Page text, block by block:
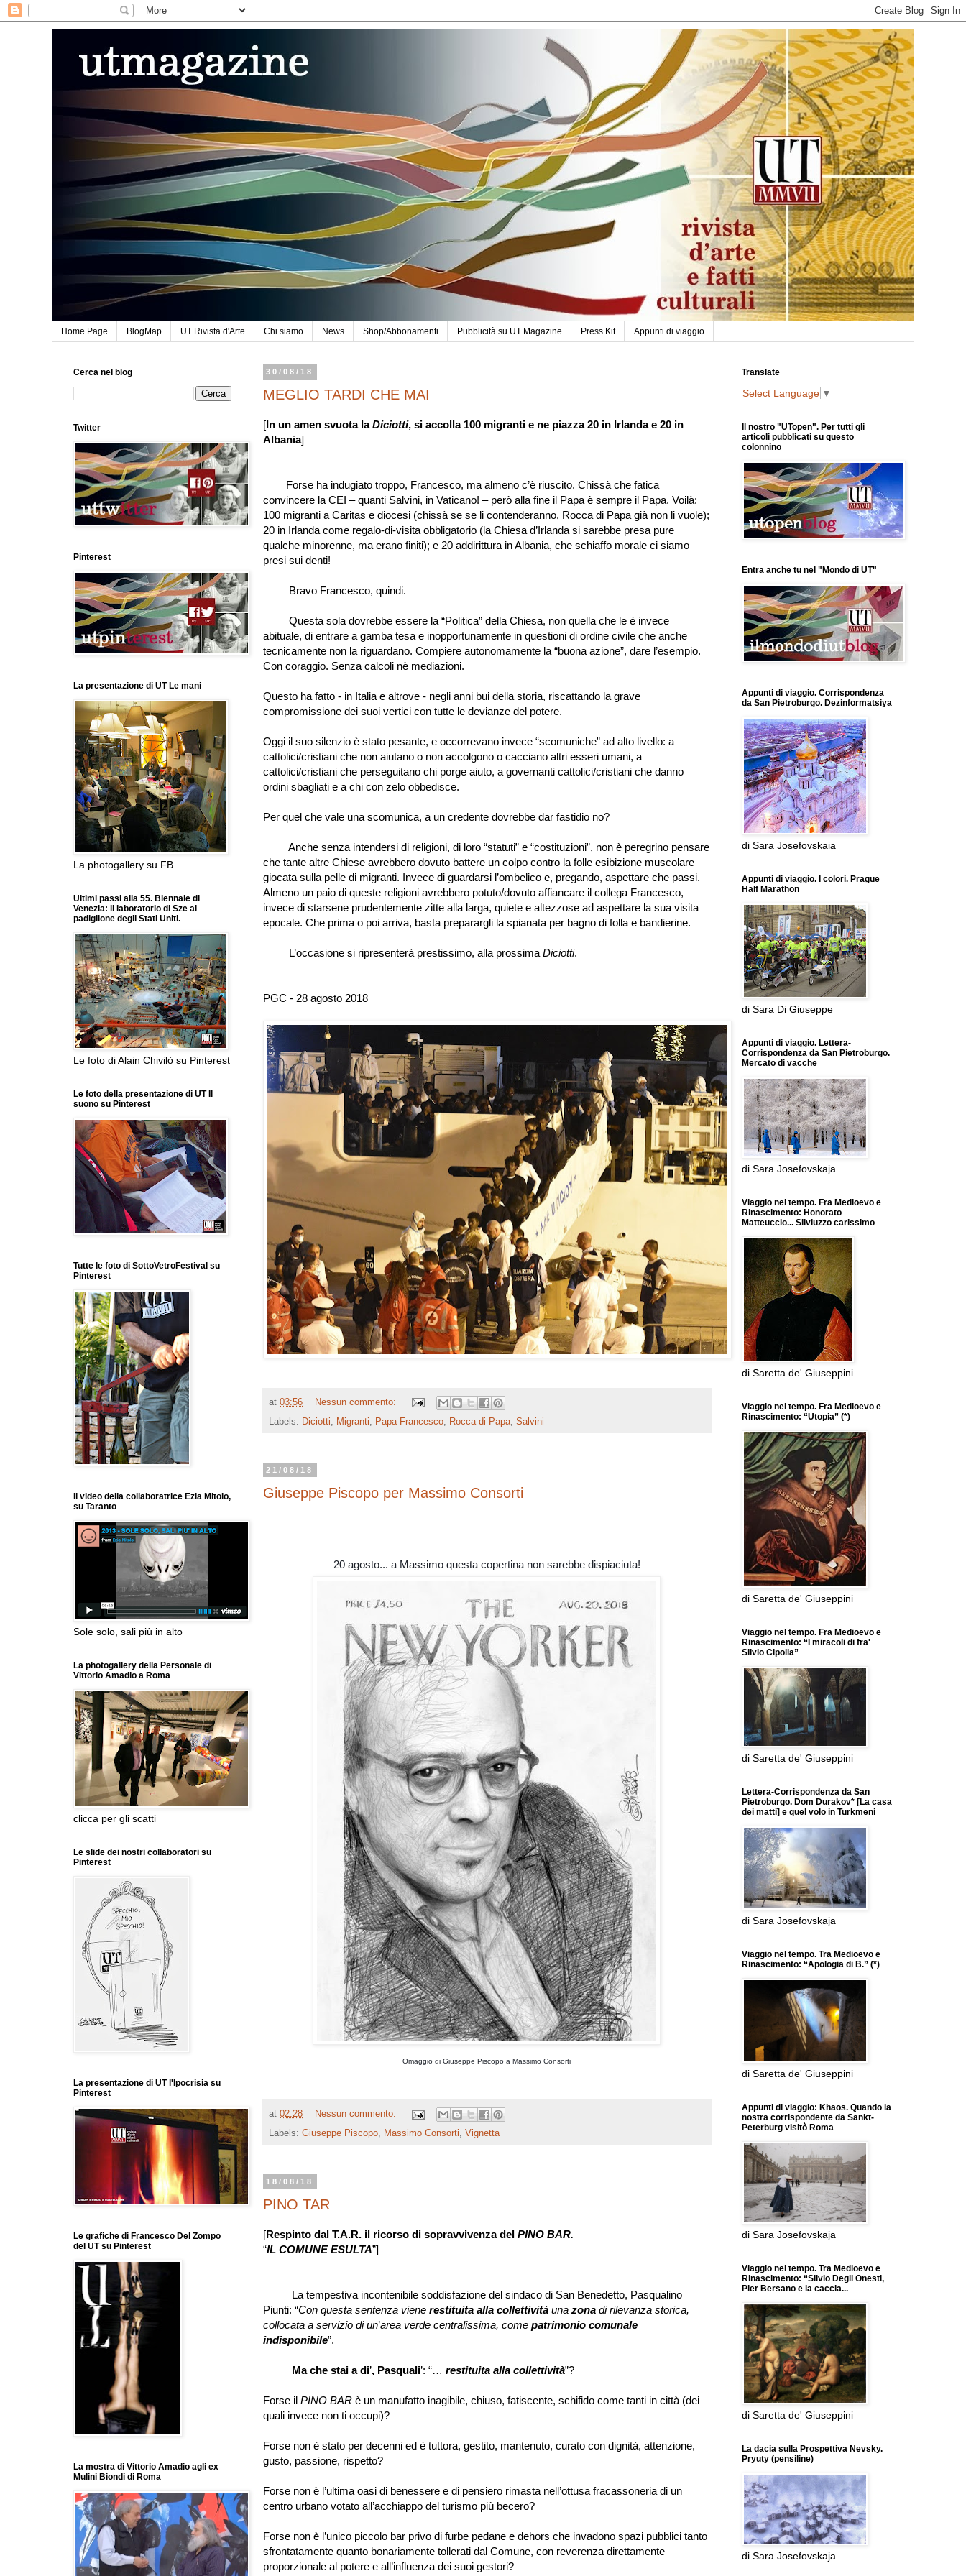
Home Page BlogMap UT Rivista d'Arte Chi siamo News Shop/Abbonamenti Pubblicità su UT Magazine Press Kit Appunti di viaggio
30/08/18
MEGLIO TARDI CHE MAI
[In un amen svuota laDiciotti, si accolla 100 migranti e ne piazza 20 in Irlanda e 20 in
Albania]
Forse ha indugiato troppo, Francesco, ma almeno c’è riuscito. Chissà che fatica
convincere la CEI –quanti Salvini, in Vaticano! –però alla fine il Papa è sempre il Papa. Voilà:
100 migranti a Caritas e diocesi (chissà se se li contenderanno, Rocca di Papa già non li vuole);
20 in Irlanda come regalo-di-visita obbligatorio (la Chiesa d’Irlanda si sarebbe presa pure
qualche minorenne, ma erano finiti); e 20 addirittura in Albania, che schiaffo morale ci siamo
presi sui denti!
Bravo Francesco, quindi.
Questa sola dovrebbe essere la “Politica” della Chiesa, non quella che le è invece
abituale, di entrare a gamba tesa e inopportunamente in questioni di ordine civile che anche
tecnicamente non la riguardano. Compiere autonomamente la “buona azione”, dare l’esempio.
Con coraggio. Senza calcoli nè mediazioni.
Questo ha fatto - in Italia e altrove - negli anni bui della storia, riscattando la grave
compromissione dei suoi vertici con tutte le devianze del potere.
Oggi il suo silenzio è stato pesante, e occorrevano invece “scomuniche” ad alto livello: a
cattolici/cristiani che non aiutano o non accolgono o cacciano altri esseri umani, a
cattolici/cristiani che perseguitano chi porge aiuto, a governanti cattolici/cristiani che danno
ordini sbagliati e a chi con zelo obbedisce.
Per quel che vale una scomunica, a un credente dovrebbe dar fastidio no?
Anche senza intendersi di religioni, di loro “statuti” e “costituzioni”, non è peregrino pensare
che tante altre Chiese avrebbero dovuto battere un colpo contro la folle esibizione muscolare
giocata sulla pelle di migranti. Invece di guardarsi l’ombelico e, pregando, aspettare che passi.
Almeno un paio di queste religioni avrebbero potuto/dovuto affiancare il collega Francesco,
invece di starsene prudentemente zitte alla larga, quiete e altezzose ad aspettare la sua visita
epocale. Che prima o poi arriva, basta preparargli la spianata per bagno di folla e bandierine.
L’occasione si ripresenterà prestissimo, alla prossima Diciotti.
PGC - 28 agosto 2018
at 03:56
Nessun commento:
Labels: Diciotti, Migranti, Papa Francesco, Rocca di Papa, Salvini
21/08/18
Giuseppe Piscopo per Massimo Consorti
20 agosto... a Massimo questa copertina non sarebbe dispiaciuta!
Omaggio di Giuseppe Piscopo a Massimo Consorti
at 02:28
Nessun commento:
Labels: Giuseppe Piscopo, Massimo Consorti, Vignetta
18/08/18
PINO TAR
[Respinto dal T.A.R. il ricorso di sopravvivenza del PINO BAR.
“IL COMUNE ESULTA”]
La tempestiva incontenibile soddisfazione del sindaco di San Benedetto, Pasqualino
Piunti: “Con questa sentenza viene restituita alla collettività una zona di rilevanza storica,
collocata a servizio di un’area verde centralissima, come patrimonio comunale
indisponibile”.
Ma che stai a di’, Pasquali’: “… restituita alla collettività”?
Forse il PINO BAR è un manufatto inagibile, chiuso, fatiscente, schifido come tanti in città (dei
quali invece non ti occupi)?
Forse non è stato per decenni ed è tuttora, gestito, mantenuto, curato con dignità, attenzione,
gusto, passione, rispetto?
Forse non è l’ultima oasi di benessere e di pensiero rimasta nell’ottusa fracassoneria di un
centro urbano votato all’acchiappo del turismo più becero?
Forse non è l’unico piccolo bar privo di furbe pedane e dehors che invadono spazi pubblici tanto
sfrontatamente quanto bonariamente tollerati dal Comune, con reverenza direttamente
proporzionale al potere e all’influenza dei suoi gestori?
Cerca nel blog
Twitter
Pinterest
La presentazione di UT Le mani
La photogallery su FB
Ultimi passi alla 55. Biennale di
Venezia: il laboratorio di Sze al
padiglione degli Stati Uniti.
Le foto di Alain Chivilò su Pinterest
Le foto della presentazione di UT Il
suono su Pinterest
Tutte le foto di SottoVetroFestival su
Pinterest
Il video della collaboratrice Ezia Mitolo,
su Taranto
Sole solo, sali più in alto
La photogallery della Personale di
Vittorio Amadio a Roma
clicca per gli scatti
Le slide dei nostri collaboratori su
Pinterest
La presentazione di UT l'Ipocrisia su
Pinterest
Le grafiche di Francesco Del Zompo
del UT su Pinterest
La mostra di Vittorio Amadio agli ex
Mulini Biondi di Roma
Translate
Select Language ▼
Il nostro "UTopen". Per tutti gli
articoli pubblicati su questo
colonnino
Entra anche tu nel "Mondo di UT"
Appunti di viaggio. Corrispondenza
da San Pietroburgo. Dezinformatsiya
di Sara Josefovskaia
Appunti di viaggio. I colori. Prague
Half Marathon
di Sara Di Giuseppe
Appunti di viaggio. Lettera-
Corrispondenza da San Pietroburgo.
Mercato di vacche
di Sara Josefovskaja
Viaggio nel tempo. Fra Medioevo e
Rinascimento: Honorato
Matteuccio... Silviuzzo carissimo
di Saretta de' Giuseppini
Viaggio nel tempo. Fra Medioevo e
Rinascimento: “Utopia” (*)
di Saretta de' Giuseppini
Viaggio nel tempo. Fra Medioevo e
Rinascimento: “I miracoli di fra'
Silvio Cipolla”
di Saretta de' Giuseppini
Lettera-Corrispondenza da San
Pietroburgo. Dom Durakov* [La casa
dei matti] e quel volo in Turkmeni
di Sara Josefovskaja
Viaggio nel tempo. Tra Medioevo e
Rinascimento: “Apologia di B.” (*)
di Saretta de' Giuseppini
Appunti di viaggio: Khaos. Quando la
nostra corrispondente da Sankt-
Peterburg visitò Roma
di Sara Josefovskaja
Viaggio nel tempo. Tra Medioevo e
Rinascimento: “Silvio Degli Onesti,
Pier Bersano e la caccia...
di Saretta de' Giuseppini
La dacia sulla Prospettiva Nevsky.
Pryuty (pensiline)
di Sara Josefovskaja